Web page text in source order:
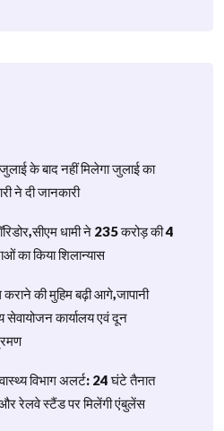
के बाद नहीं मिलेगा जुलाई का
ने दी जानकारी
धामी ने 235 करोड़ की 4
का किया शिलान्यास
की मुहिम बढ़ी आगे,जापानी
सेवायोजन कार्यालय एवं दून
विभाग अलर्ट: 24 घंटे तैनात
रेलवे स्टैंड पर मिलेंगी एंबुलेंस